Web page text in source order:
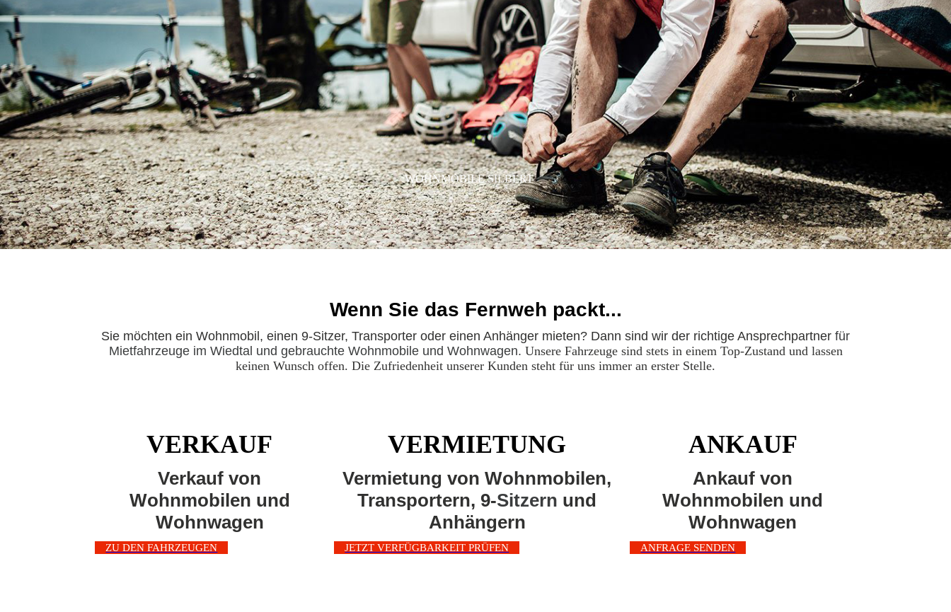
WOHNMOBILE SILBERT
Wenn Sie das Fernweh packt...
Sie möchten ein Wohnmobil, einen 9-Sitzer, Transporter oder einen Anhänger mieten? Dann sind wir der richtige Ansprechpartner für
Mietfahrzeuge im Wiedtal und gebrauchte Wohnmobile und Wohnwagen. Unsere Fahrzeuge sind stets in einem Top-Zustand und lassen
keinen Wunsch offen. Die Zufriedenheit unserer Kunden steht für uns immer an erster Stelle.
VERKAUF
Verkauf von
Wohnmobilen und
Wohnwagen
ZU DEN FAHRZEUGEN
VERMIETUNG
Vermietung von Wohnmobilen,
Transportern, 9-Sitzern und
Anhängern
JETZT VERFÜGBARKEIT PRÜFEN
ANKAUF
Ankauf von
Wohnmobilen und
Wohnwagen
ANFRAGE SENDEN